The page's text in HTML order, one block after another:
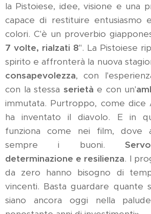
la Pistoiese, idee, visione e una
capace di restituire entusiasmo
colori. C'è un proverbio
7 volte, rialzati 8". La Pistoiese
spirito e affronterà la nuova
consapevolezza, con
con la stessa serietà e con un'
immutata. Purtroppo, come dice
ha inventato il diavolo. E in
funziona come nei film, dove
sempre i buoni.
determinazione e resilienza. I
da zero hanno bisogno di
vincenti. Basta guardare quante
siano ancora oggi nella